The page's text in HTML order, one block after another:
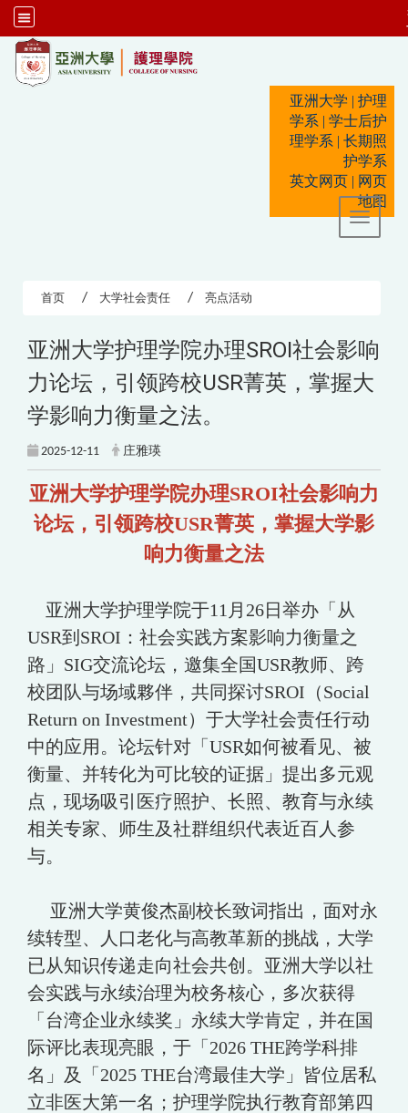
亚洲大学 | 护理
学系 | 学士后护
理学系 | 长期照
护学系
英文网页 | 网页
地图
Toggle
首页 大学社会责任 亮点活动
亚洲大学护理学院办理SROI社会影响
力论坛，引领跨校USR菁英，掌握大
学影响力衡量之法。
2025-12-11 庄雅瑛
亚洲大学护理学院办理SROI社会影响力
论坛，引领跨校USR菁英，掌握大学影
响力衡量之法
亚洲大学护理学院于11月26日举办「从
USR到SROI：社会实践方案影响力衡量之
路」SIG交流论坛，邀集全国USR教师、跨
校团队与场域夥伴，共同探讨SROI（Social
Return on Investment）于大学社会责任行动
中的应用。论坛针对「USR如何被看见、被
衡量、并转化为可比较的证据」提出多元观
点，现场吸引医疗照护、长照、教育与永续
相关专家、师生及社群组织代表近百人参
与。
亚洲大学黄俊杰副校长致词指出，面对永
续转型、人口老化与高教革新的挑战，大学
已从知识传递走向社会共创。亚洲大学以社
会实践与永续治理为校务核心，多次获得
「台湾企业永续奖」永续大学肯定，并在国
际评比表现亮眼，于「2026 THE跨学科排
名」及「2025 THE台湾最佳大学」皆位居私
立非医大第一名；护理学院执行教育部第四